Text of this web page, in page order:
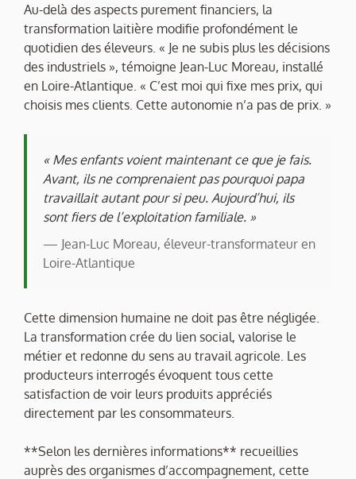
Au-delà des aspects purement financiers, la
transformation laitière modifie profondément le
quotidien des éleveurs. « Je ne subis plus les décisions
des industriels », témoigne Jean-Luc Moreau, installé
en Loire-Atlantique. « C’est moi qui fixe mes prix, qui
choisis mes clients. Cette autonomie n’a pas de prix. »
« Mes enfants voient maintenant ce que je fais.
Avant, ils ne comprenaient pas pourquoi papa
travaillait autant pour si peu. Aujourd’hui, ils
sont fiers de l’exploitation familiale. »
— Jean-Luc Moreau, éleveur-transformateur en
Loire-Atlantique
Cette dimension humaine ne doit pas être négligée.
La transformation crée du lien social, valorise le
métier et redonne du sens au travail agricole. Les
producteurs interrogés évoquent tous cette
satisfaction de voir leurs produits appréciés
directement par les consommateurs.
**Selon les dernières informations** recueillies
auprès des organismes d’accompagnement, cette